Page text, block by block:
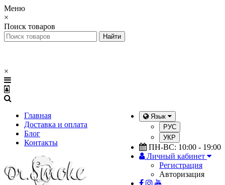
Меню
×
Поиск товаров
×
Главная
Доставка и оплата
Блог
Контакты
Язык
РУС
УКР
ПН-ВС: 10:00 - 19:00
Личный кабинет
Регистрация
Авторизация